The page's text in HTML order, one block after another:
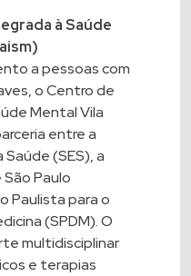
à Saúde
a pessoas com
o Centro de
Mental Vila
entre a
(SES), a
Paulo
Paulista para o
(SPDM). O
multidisciplinar
e terapias